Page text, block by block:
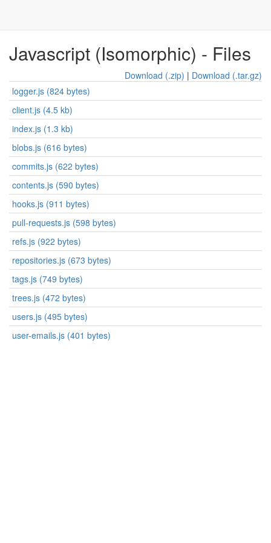
Javascript (Isomorphic) - Files
Download (.zip) | Download (.tar.gz)
logger.js (824 bytes)
client.js (4.5 kb)
index.js (1.3 kb)
blobs.js (616 bytes)
commits.js (622 bytes)
contents.js (590 bytes)
hooks.js (911 bytes)
pull-requests.js (598 bytes)
refs.js (922 bytes)
repositories.js (673 bytes)
tags.js (749 bytes)
trees.js (472 bytes)
users.js (495 bytes)
user-emails.js (401 bytes)